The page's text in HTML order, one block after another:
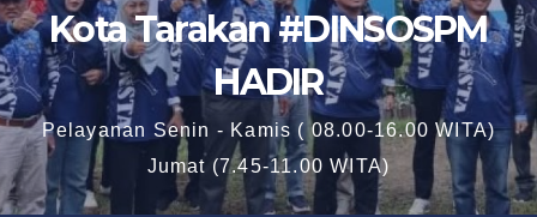
Kota Tarakan #DINSOSPM
HADIR
Pelayanan Senin - Kamis ( 08.00-16.00 WITA)
Jumat (7.45-11.00 WITA)